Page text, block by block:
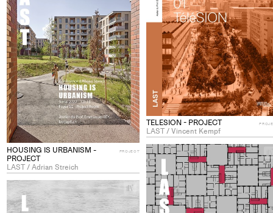
TELESION - PROJECT
LAST / Vincent Kempf
HOUSING IS URBANISM -
PROJECT
LAST / Adrian Streich
PROJECT
collections
+
Add
project